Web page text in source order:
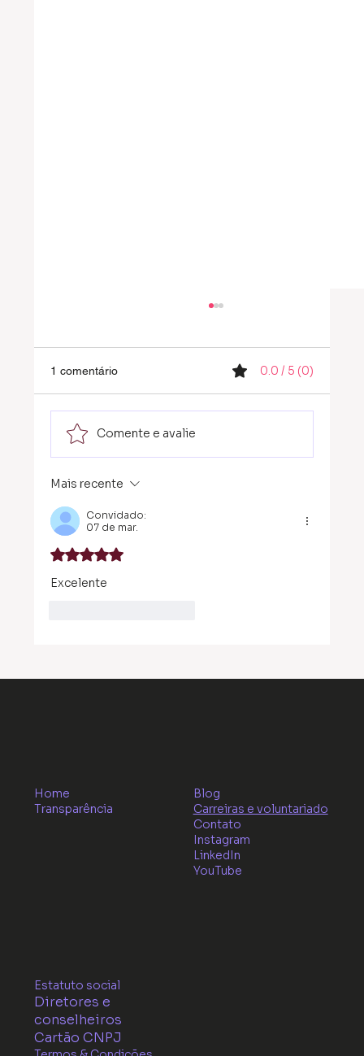
Tecnologia e a Ética são fundamentais
para 2026?
1 comentário 0.0 / 5 (0)
Comente e avalie
Mais recente
Convidado:
07 de mar.
Avaliado com 5 de 5 estrelas.
Excelente
Home
Transparência
Blog
Carreiras e voluntariado
Contato
Instagram
LinkedIn
YouTube
Estatuto social
Diretores e
conselheiros
Cartão CNPJ